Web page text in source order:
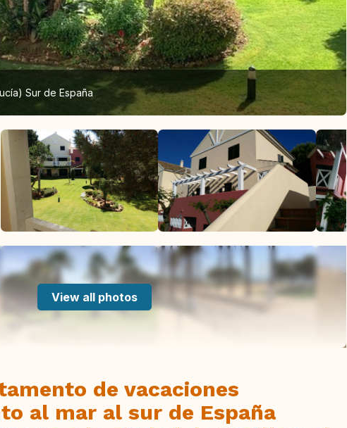
Sur de España
View all photos
de vacaciones
al mar al sur de España